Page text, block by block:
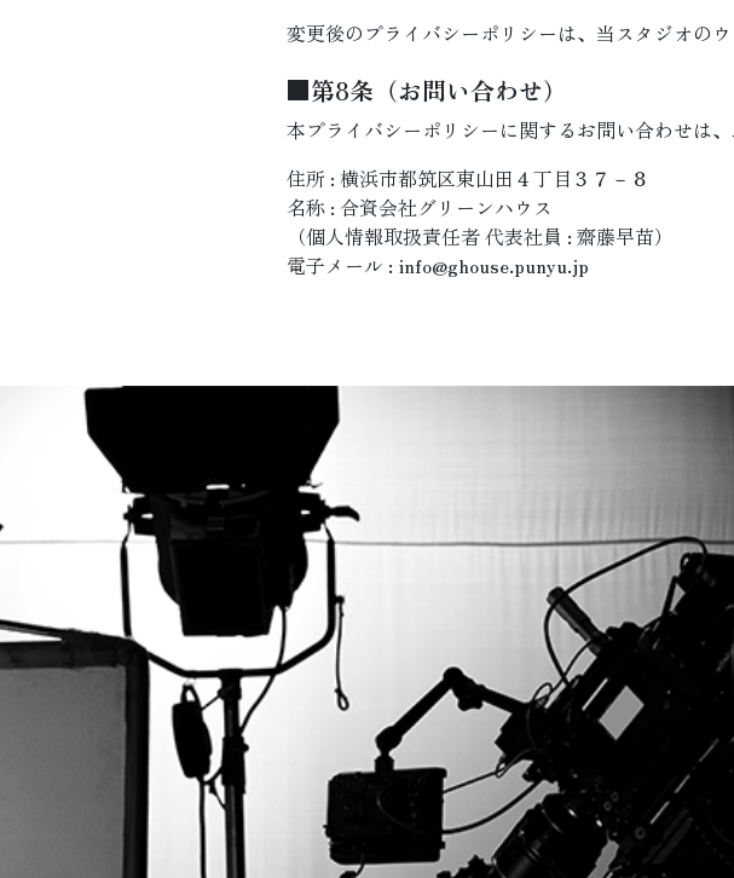
変更後のプライバシーポリシーは、当スタジオの
■第8条（お問い合わせ）
本プライバシーポリシーに関するお問い合わせは
住所 : 横浜市都筑区東山田４丁目３７－８
名称 : 合資会社グリーンハウス
（個人情報取扱責任者 代表社員 : 齋藤早苗）
電子メール : info@ghouse.punyu.jp